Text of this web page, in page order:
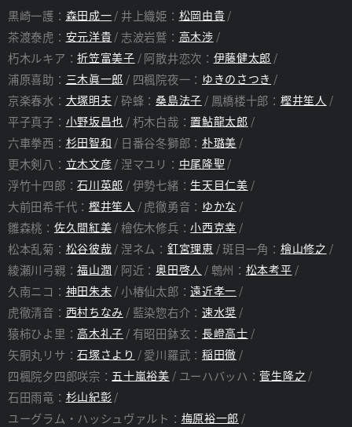
「PIERROT FILMS」が制作を担当する。
まさしく「最終決戦」にふさわしい実力派スタッフ陣で挑む、フ
ァイナル・シリーズ。
はたして、黒崎一護がたどり着くのは――。
あらすじ
三界の存亡を賭けた戦いに、流れるのは血か涙か――
《見えざる帝国》の第二次侵攻により《影の領域》へと変貌した
瀞霊廷で、死神と滅却師の戦いは続く。
奪われた卍解を取り戻し、反撃の狼煙を上げた護廷十三隊は、
次々と星十字騎士団の聖章騎士たちを撃破していく。
そんな中、霊王宮での修業を終えて、新たな力を得た阿散井恋
次、朽木ルキア、そして――黒崎一護が瀞霊廷に帰還する。
再びユーハバッハに挑まんとする一護の前に立ちはだかったのは
石田雨竜。
引き絞った弓を向ける友の真意を問う一護に、雨竜が返したのは
訣別の矢であった。
ユーハバッハは雨竜と親衛隊を引き連れて遮魂膜を突破。
遂に戦いの舞台は、不可侵の神域・霊王宮へと移る。
不遜な侵入者を迎え撃つ王属特務・零番隊の五人。
その驚異的な力の前に、ユーハバッハも親衛隊も敗れ去ったかに
見えたが……
真の戦い、真の絶望は今まさに始まらんとしていた。
死神と滅却師、一護と雨竜、信念と決意――
決して相容れぬ光と影は、紺碧の天空に相剋する。
黒崎一護： 森田成一 井上織姫： 松岡由貴
茶渡泰虎： 安元洋貴 志波岩鷲： 高木渉
朽木ルキア：折笠富美子 阿散井恋次： 伊藤健太郎
浦原喜助： 三木眞一郎 四楓院夜一： ゆきのさつき
京楽春水： 大塚明夫 砕蜂：桑島法子 鳳橋楼十郎： 樫井笙人
平子真子： 小野坂昌也 朽木白哉： 置鮎龍太郎
六車拳西： 杉田智和 日番谷冬獅郎： 朴璐美
更木剣八： 立木文彦 涅マユリ： 中尾隆聖
浮竹十四郎：石川英郎 伊勢七緒： 生天目仁美
大前田希千代： 樫井笙人 虎徹勇音： ゆかな
雛森桃： 佐久間紅美 檜佐木修兵：小西克幸
松本乱菊： 松谷彼哉 涅ネム： 釘宮理恵 斑目一角： 檜山修之
綾瀬川弓親：福山潤 阿近：奥田啓人 鵯州： 松本考平
久南ニコ： 神田朱未 小椿仙太郎：遠近孝一
虎徹清音： 西村ちなみ 藍染惣右介： 速水奨
猿柿ひよ里： 高木礼子 有昭田鉢玄： 長嶝高士
矢胴丸リサ：石塚さより 愛川羅武： 稲田徹
四楓院夕四郎咲宗： 五十嵐裕美 ユーハバッハ：菅生隆之
石田雨竜： 杉山紀彰
ユーグラム・ハッシュヴァルト： 梅原裕一郎